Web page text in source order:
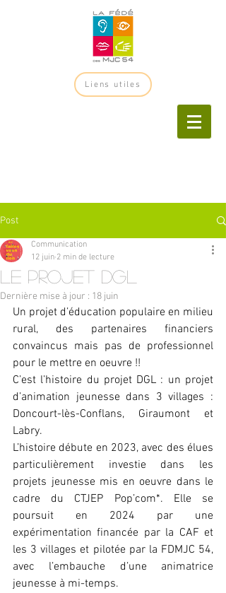
Liens utiles
Post
le projet DGL
Communication
12 juin 2 min de lecture
Dernière mise à jour : 18 juin
Un projet d’éducation populaire en milieu
rural, des partenaires financiers
convaincus mais pas de professionnel
pour le mettre en oeuvre !!
C’est l’histoire du projet DGL : un projet
d’animation jeunesse dans 3 villages :
Doncourt-lès-Conflans, Giraumont et
Labry.
L’histoire débute en 2023, avec des élues
particulièrement investie dans les
projets jeunesse mis en oeuvre dans le
cadre du CTJEP Pop’com*. Elle se
poursuit en 2024 par une
expérimentation financée par la CAF et
les 3 villages et pilotée par la FDMJC 54,
avec l’embauche d’une animatrice
jeunesse à mi-temps.